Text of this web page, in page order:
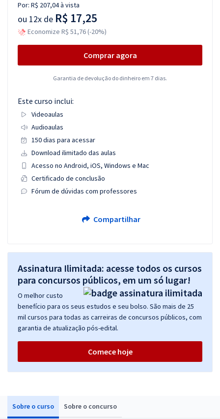
Sobre o curso Sobre o concurso
Por: R$ 207,04à vista
ou 12x de R$ 17,25
Economize R$ 51,76 (-20%)
Comprar agora
Garantia de devolução do dinheiro em 7 dias.
Este curso inclui:
Videoaulas
Audioaulas
150 dias para acessar
Download ilimitado das aulas
Acesso no Android, iOS, Windows e Mac
Certificado de conclusão
Fórum de dúvidas com professores
Compartilhar
Assinatura Ilimitada: acesse todos os cursos
para concursos públicos, em um só lugar!
O melhor custo
benefício para os seus estudos e seu bolso. São mais de 25
mil cursos para todas as carreiras de concursos públicos, com
garantia de atualização pós-edital.
Comece hoje